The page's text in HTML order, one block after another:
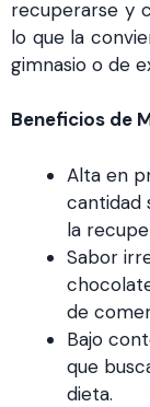
recuperarse y
lo que la
gimnasio o de
Beneficios de
Alta en
cantidad
la
Sabor
de
Bajo
que
dieta.